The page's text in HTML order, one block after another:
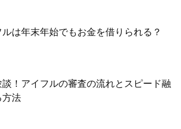
ルは年末年始でもお金を借りられる？
！アイフルの審査の流れとスピード融
方法